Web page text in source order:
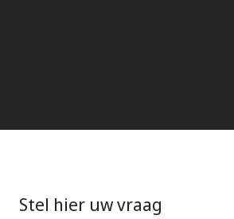
Stel hier uw vraag